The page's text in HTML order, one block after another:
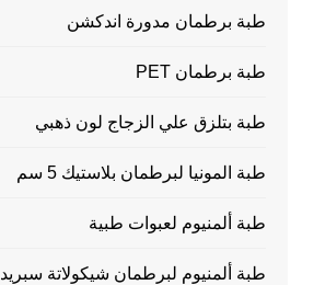
طبة برطمان مدورة اندكشن
طبة برطمان PET
طبة بتلزق علي الزجاج لون ذهبي
طبة المونيا لبرطمان بلاستيك 5 سم
طبة ألمنيوم لعبوات طبية
طبة ألمنيوم لبرطمان شيكولاتة سبريد